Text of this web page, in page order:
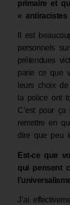
primaire et
« antiracistes
Il est
personnels
prétendues
parie ce que
leurs choix
la police ont
C’est pour
remettre en
dire que peu
Est-ce que
qui pensent
J’ai